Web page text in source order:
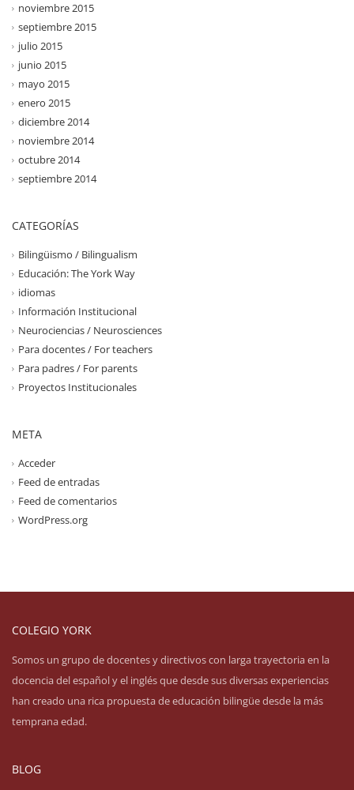
noviembre 2015
septiembre 2015
julio 2015
junio 2015
mayo 2015
enero 2015
diciembre 2014
noviembre 2014
octubre 2014
septiembre 2014
CATEGORÍAS
Bilingüismo / Bilingualism
Educación: The York Way
idiomas
Información Institucional
Neurociencias / Neurosciences
Para docentes / For teachers
Para padres / For parents
Proyectos Institucionales
META
Acceder
Feed de entradas
Feed de comentarios
WordPress.org
COLEGIO YORK
Somos un grupo de docentes y directivos con larga trayectoria en la
docencia del español y el inglés que desde sus diversas experiencias
han creado una rica propuesta de educación bilingüe desde la más
temprana edad.
BLOG